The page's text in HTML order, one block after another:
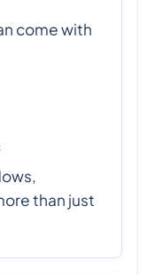
come with
than just